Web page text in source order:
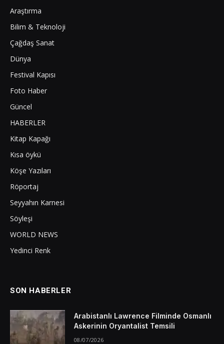
Araştırma
Bilim & Teknoloji
Çağdaş Sanat
Dünya
Festival Kapısı
Foto Haber
Güncel
HABERLER
Kitap Kapağı
Kısa öykü
Köşe Yazıları
Röportaj
Seyyahın Karnesi
Söyleşi
WORLD NEWS
Yedinci Renk
SON HABERLER
Arabistanlı Lawrence Filminde Osmanlı
Askerinin Oryantalist Temsili
08/07/2026